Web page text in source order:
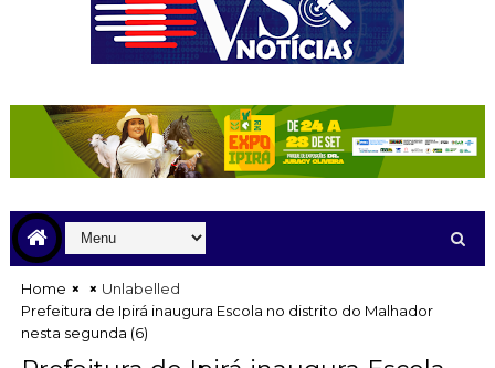
Home
Unlabelled
Prefeitura de Ipirá inaugura Escola no distrito do Malhador
nesta segunda (6)